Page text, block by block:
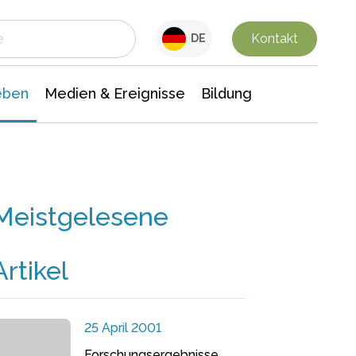
DE Kontakt
Medien & Ereignisse Bildung
25 April 2001